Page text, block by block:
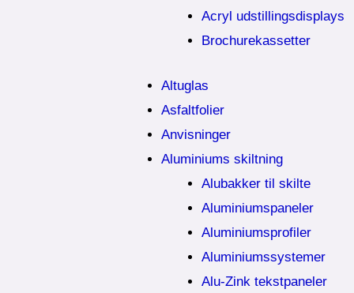
Acryl udstillingsdisplays
Brochurekassetter
Altuglas
Asfaltfolier
Anvisninger
Aluminiums skiltning
Alubakker til skilte
Aluminiumspaneler
Aluminiumsprofiler
Aluminiumssystemer
Alu-Zink tekstpaneler